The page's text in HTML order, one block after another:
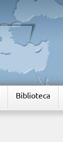
Biblioteca